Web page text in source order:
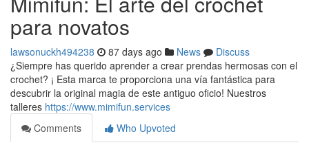
para novatos
lawsonuckh494238 87 days ago News
Discuss
¿Siempre has querido aprender a crear prendas hermosas con el
crochet? ¡ Esta marca te proporciona una vía fantástica para
descubrir la original magia de este antiguo oficio! Nuestros
talleres https://www.mimifun.services
Comments
Who Upvoted